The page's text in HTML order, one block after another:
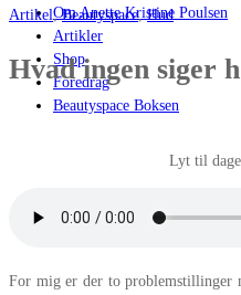
Om Anette Kristine Poulsen
Artikler
Shop
Foredrag
Beautyspace Boksen
Artikel,Beautyspace,Hud
Hvad ingen siger
Lyt til
For mig er der to problemstillinger